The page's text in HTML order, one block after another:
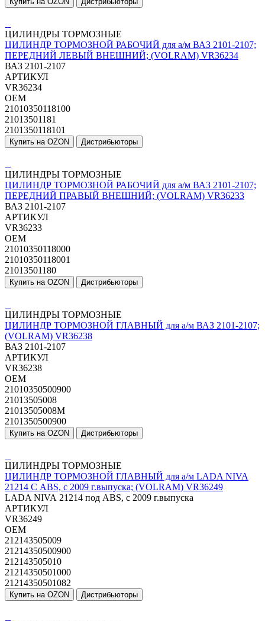
ЦИЛИНДРЫ ТОРМОЗНЫЕ
ЦИЛИНДР ТОРМОЗНОЙ РАБОЧИЙ для а/м ВАЗ 2101-2107;
ПЕРЕДНИЙ ЛЕВЫЙ ВНЕШНИЙ; (VOLRAM) VR36234
ВАЗ 2101-2107
АРТИКУЛ
VR36234
OEM
21010350118100
21013501181
2101350118101
Купить на OZON Дистрибьюторы
ЦИЛИНДРЫ ТОРМОЗНЫЕ
ЦИЛИНДР ТОРМОЗНОЙ РАБОЧИЙ для а/м ВАЗ 2101-2107;
ПЕРЕДНИЙ ПРАВЫЙ ВНЕШНИЙ; (VOLRAM) VR36233
ВАЗ 2101-2107
АРТИКУЛ
VR36233
OEM
21010350118000
21010350118001
21013501180
Купить на OZON Дистрибьюторы
ЦИЛИНДРЫ ТОРМОЗНЫЕ
ЦИЛИНДР ТОРМОЗНОЙ ГЛАВНЫЙ для а/м ВАЗ 2101-2107;
(VOLRAM) VR36238
ВАЗ 2101-2107
АРТИКУЛ
VR36238
OEM
21010350500900
21013505008
21013505008M
2101350500900
Купить на OZON Дистрибьюторы
ЦИЛИНДРЫ ТОРМОЗНЫЕ
ЦИЛИНДР ТОРМОЗНОЙ ГЛАВНЫЙ для а/м LADA NIVA
21214 С ABS, с 2009 г.выпуска; (VOLRAM) VR36249
LADA NIVA 21214 под ABS, с 2009 г.выпуска
АРТИКУЛ
VR36249
OEM
212143505009
21214350500900
212143505010
21214350501000
21214350501082
Купить на OZON Дистрибьюторы